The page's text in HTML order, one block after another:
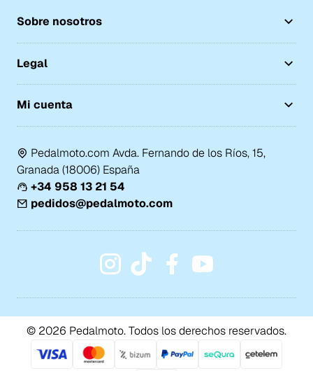
Sobre nosotros
Legal
Mi cuenta
Pedalmoto.com Avda. Fernando de los Ríos, 15,
Granada (18006) España
+34 958 13 21 54
pedidos@pedalmoto.com
© 2026 Pedalmoto. Todos los derechos reservados.